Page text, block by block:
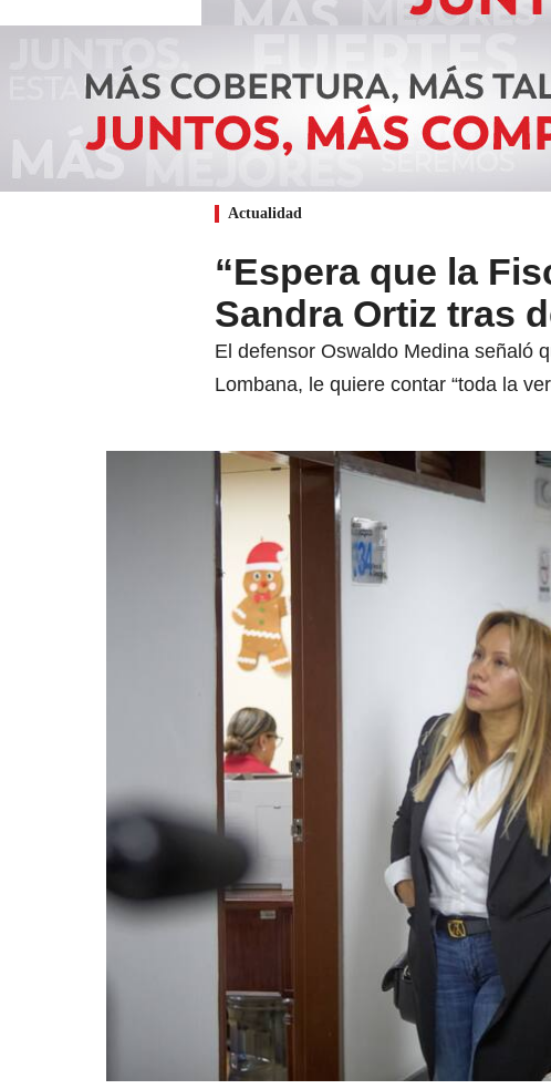
Actualidad
“Espera que la
Sandra Ortiz tras
El defensor Oswaldo Medina señaló
Lombana, le quiere contar “toda la